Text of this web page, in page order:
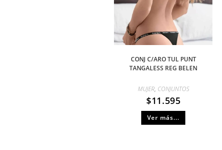
CONJ C/ARO TUL PUNT
TANGALESS REG BELEN
MUJER, CONJUNTOS
$11.595
Ver más...